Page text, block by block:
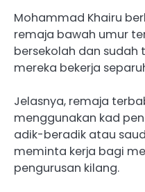
Mohammad Khairu
remaja bawah umur
bersekolah dan sudah
mereka bekerja
Jelasnya, remaja
menggunakan kad
adik-beradik atau
meminta kerja bagi
pengurusan kilang.